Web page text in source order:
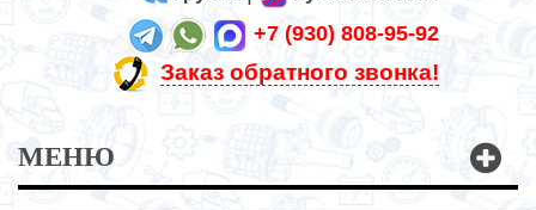
+7 (930) 808-95-92
Заказ обратного звонка!
МЕНЮ